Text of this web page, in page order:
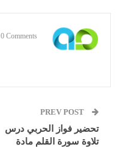
0 Comments
تحضير فواز الحربي درس
تلاوة سورة القلم مادة